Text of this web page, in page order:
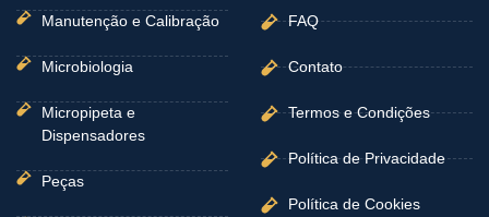
Manutenção e Calibração
Microbiologia
Micropipeta e
Dispensadores
Peças
FAQ
Contato
Termos e Condições
Política de Privacidade
Política de Cookies